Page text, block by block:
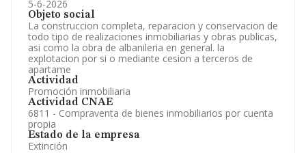
5-6-2026
Objeto social
La construccion completa, reparacion y conservacion de
todo tipo de realizaciones inmobiliarias y obras publicas,
asi como la obra de albanileria en general. la
explotacion por si o mediante cesion a terceros de
apartame
Actividad
Promoción inmobiliaria
Actividad CNAE
6811 - Compraventa de bienes inmobiliarios por cuenta
propia
Estado de la empresa
Extinción